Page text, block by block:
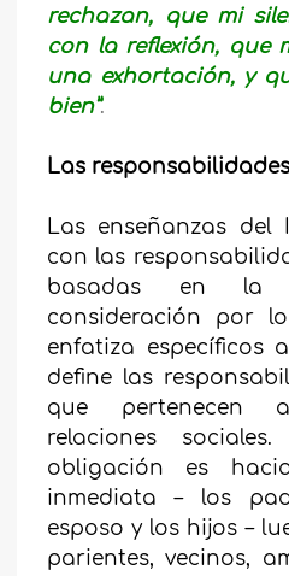
rechazan, que mi
con la reflexión, que
una exhortación, y
bien”.
Las
Las enseñanzas del
con las
basadas en
consideración por
enfatiza específicos
define las
que pertenecen
relaciones
obligación es
inmediata – los
esposo y los hijos –
parientes, vecinos,